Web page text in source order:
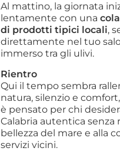
Al mattino, la giornata
lentamente con una
di prodotti tipici locali,
direttamente nel tuo
immerso tra gli ulivi.
Rientro
Qui il tempo sembra
natura, silenzio e
è pensato per chi
Calabria autentica senza
bellezza del mare e alla
servizi vicini.